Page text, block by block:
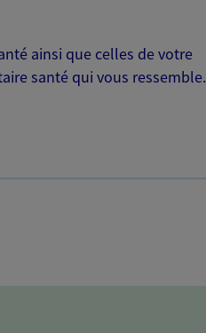
ainsi que celles de votre
santé qui vous ressemble.